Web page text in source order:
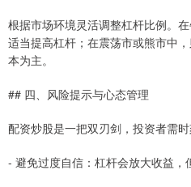
根据市场环境灵活调整杠杆比例。
适当提高杠杆；在震荡市或熊市中
本为主。
## 四、风险提示与心态管理
配资炒股是一把双刃剑，投资者需时
- 避免过度自信：杠杆会放大收益，